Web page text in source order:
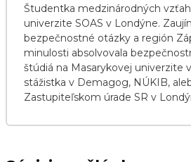
Študentka medzinárodných
univerzite SOAS v Londýne.
bezpečnostné otázky a región
minulosti absolvovala
štúdiá na Masarykovej univerzite
stážistka v Demagog, NÚKIB,
Zastupiteľskom úrade SR v